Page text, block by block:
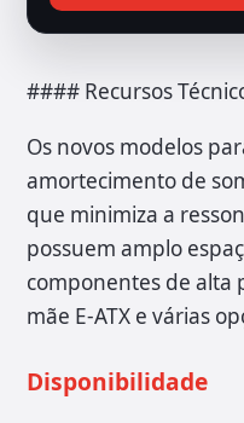
#### Recursos
Os novos modelos
amortecimento de
que minimiza a
possuem amplo
componentes de alta
mãe E-ATX e várias
Disponibilidade